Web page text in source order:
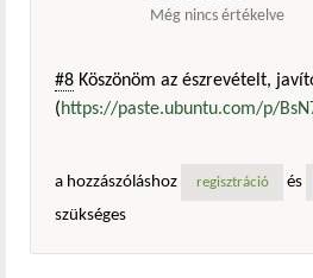
Még nincs értékelve
#8 Köszönöm az észrevételt,
(https://paste.ubuntu.com/p/
a hozzászóláshoz regisztráció és
szükséges